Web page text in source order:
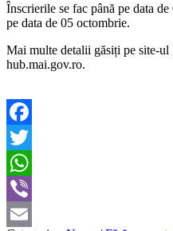
Înscrierile se fac până pe data
pe data de 05 octombrie.
Mai multe detalii găsiți pe site-ul
hub.mai.gov.ro.
Facebook
Twitter
WhatsApp
Viber